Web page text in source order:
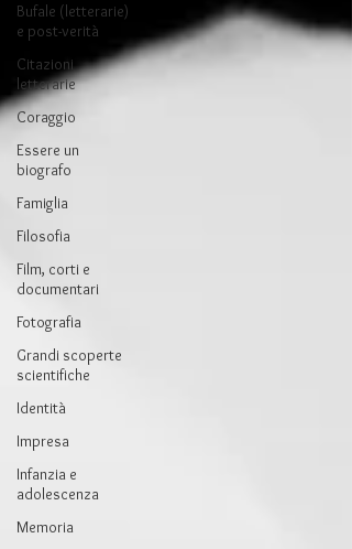
Bufale (letterarie)
e post-verità
Citazioni
letterarie
Coraggio
Essere un
biografo
Famiglia
Filosofia
Film, corti e
documentari
Fotografia
Grandi scoperte
scientifiche
Identità
Impresa
Infanzia e
adolescenza
Memoria